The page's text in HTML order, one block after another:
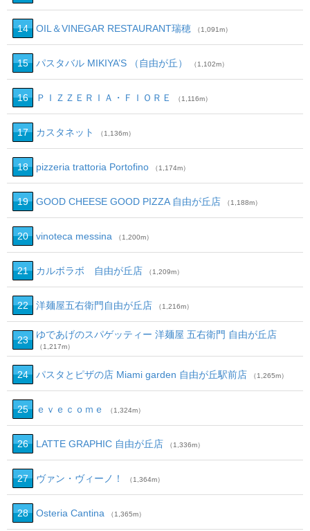
14 OIL＆VINEGAR RESTAURANT瑞穂 （1,091m）
15 パスタバル MIKIYA’S （自由が丘） （1,102m）
16 ＰＩＺＺＥＲＩＡ・ＦＩＯＲＥ （1,116m）
17 カスタネット （1,136m）
18 pizzeria trattoria Portofino （1,174m）
19 GOOD CHEESE GOOD PIZZA 自由が丘店 （1,188m）
20 vinoteca messina （1,200m）
21 カルボラボ 自由が丘店 （1,209m）
22 洋麺屋五右衛門自由が丘店 （1,216m）
23 ゆであげのスパゲッティー 洋麺屋 五右衛門 自由が丘店
（1,217m）
24 パスタとピザの店 Miami garden 自由が丘駅前店 （1,265m）
25 ｅｖｅｃｏｍｅ （1,324m）
26 LATTE GRAPHIC 自由が丘店 （1,336m）
27 ヴァン・ヴィーノ！ （1,364m）
28 Osteria Cantina （1,365m）